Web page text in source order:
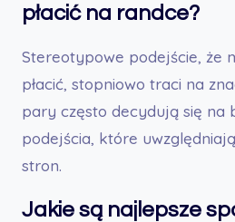
płacić na randce?
Stereotypowe podejście, że
płacić, stopniowo traci na
pary często decydują się na
podejścia, które
stron.
Jakie są najlepsze